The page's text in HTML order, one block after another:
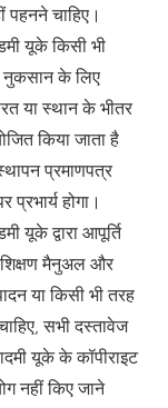
चाहिए।
यूके किसी भी
नुकसान के लिए
या स्थान के भीतर
किया जाता है
प्रमाणपत्र
प्रभार्य होगा।
यूके द्वारा आपूर्ति
मैनुअल और
या किसी भी तरह
सभी दस्तावेज
यूके के कॉपीराइट
नहीं किए जाने